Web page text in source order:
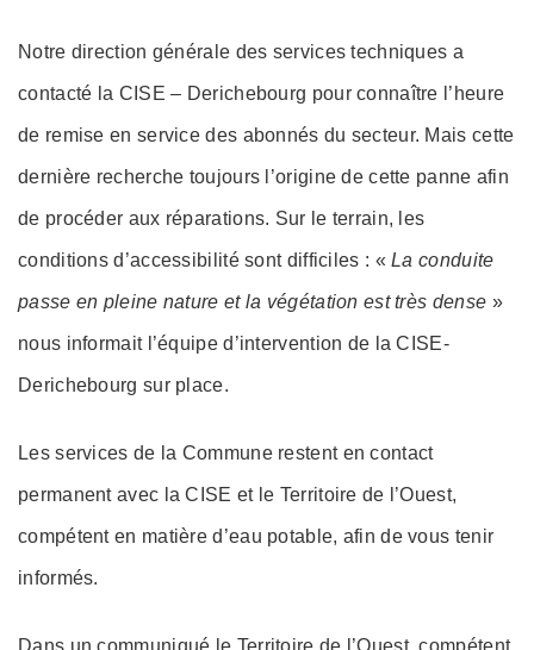
Notre direction générale des services techniques a
contacté la CISE – Derichebourg pour connaître l’heure
de remise en service des abonnés du secteur. Mais cette
dernière recherche toujours l’origine de cette panne afin
de procéder aux réparations. Sur le terrain, les
conditions d’accessibilité sont difficiles : «La conduite
passe en pleine nature et la végétation est très dense »
nous informait l’équipe d’intervention de la CISE-
Derichebourg sur place.
Les services de la Commune restent en contact
permanent avec la CISE et le Territoire de l’Ouest,
compétent en matière d’eau potable, afin de vous tenir
informés.